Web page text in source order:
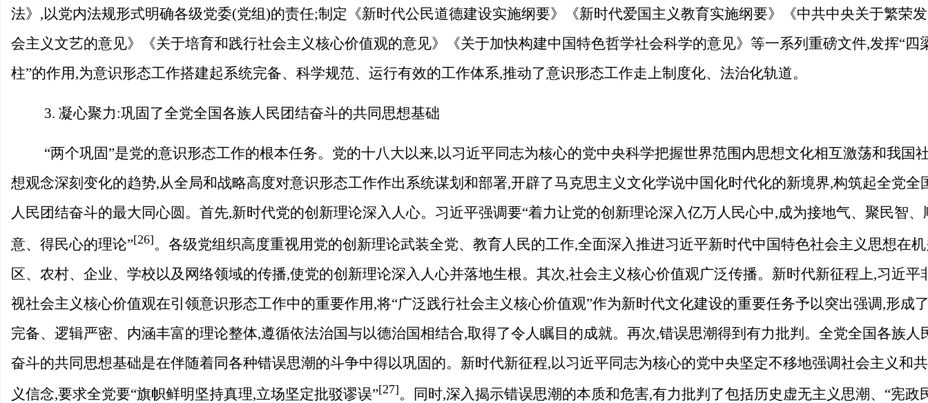
法》,以党内法规形式明确各级党委(党组)的责任;制定《新时代公民道德建设实施纲要》《新时代爱国主义教育实施纲要》《中共中央关于繁荣
会主义文艺的意见》《关于培育和践行社会主义核心价值观的意见》《关于加快构建中国特色哲学社会科学的意见》等一系列重磅文件,发挥“四
柱”的作用,为意识形态工作搭建起系统完备、科学规范、运行有效的工作体系,推动了意识形态工作走上制度化、法治化轨道。
3. 凝心聚力:巩固了全党全国各族人民团结奋斗的共同思想基础
“两个巩固”是党的意识形态工作的根本任务。党的十八大以来,以习近平同志为核心的党中央科学把握世界范围内思想文化相互激荡和我国
想观念深刻变化的趋势,从全局和战略高度对意识形态工作作出系统谋划和部署,开辟了马克思主义文化学说中国化时代化的新境界,构筑起全党全
人民团结奋斗的最大同心圆。首先,新时代党的创新理论深入人心。习近平强调要“着力让党的创新理论深入亿万人民心中,成为接地气、聚民智、
意、得民心的理论”[26]。各级党组织高度重视用党的创新理论武装全党、教育人民的工作,全面深入推进习近平新时代中国特色社会主义思想在
区、农村、企业、学校以及网络领域的传播,使党的创新理论深入人心并落地生根。其次,社会主义核心价值观广泛传播。新时代新征程上,习近平
视社会主义核心价值观在引领意识形态工作中的重要作用,将“广泛践行社会主义核心价值观”作为新时代文化建设的重要任务予以突出强调,形成
完备、逻辑严密、内涵丰富的理论整体,遵循依法治国与以德治国相结合,取得了令人瞩目的成就。再次,错误思潮得到有力批判。全党全国各族人
奋斗的共同思想基础是在伴随着同各种错误思潮的斗争中得以巩固的。新时代新征程,以习近平同志为核心的党中央坚定不移地强调社会主义和
义信念,要求全党要“旗帜鲜明坚持真理,立场坚定批驳谬误”[27]。同时,深入揭示错误思潮的本质和危害,有力批判了包括历史虚无主义思潮、“宪政